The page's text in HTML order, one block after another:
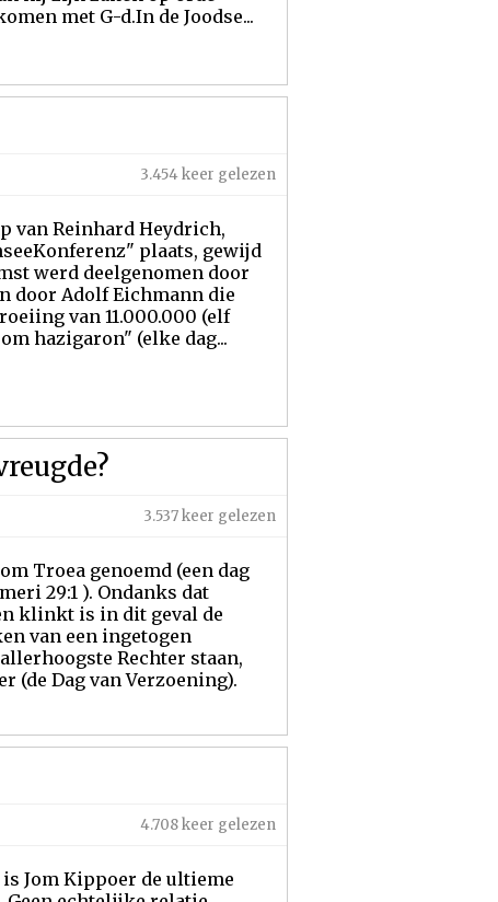
met G-d.In de Joodse...
3.454 keer gelezen
van Reinhard Heydrich,
plaats, gewijd
werd deelgenomen door
door Adolf Eichmann die
van 11.000.000 (elf
hazigaron" (elke dag...
3.537 keer gelezen
Troea genoemd (een dag
29:1 ). Ondanks dat
klinkt is in dit geval de
van een ingetogen
Rechter staan,
(de Dag van Verzoening).
4.708 keer gelezen
Jom Kippoer de ultieme